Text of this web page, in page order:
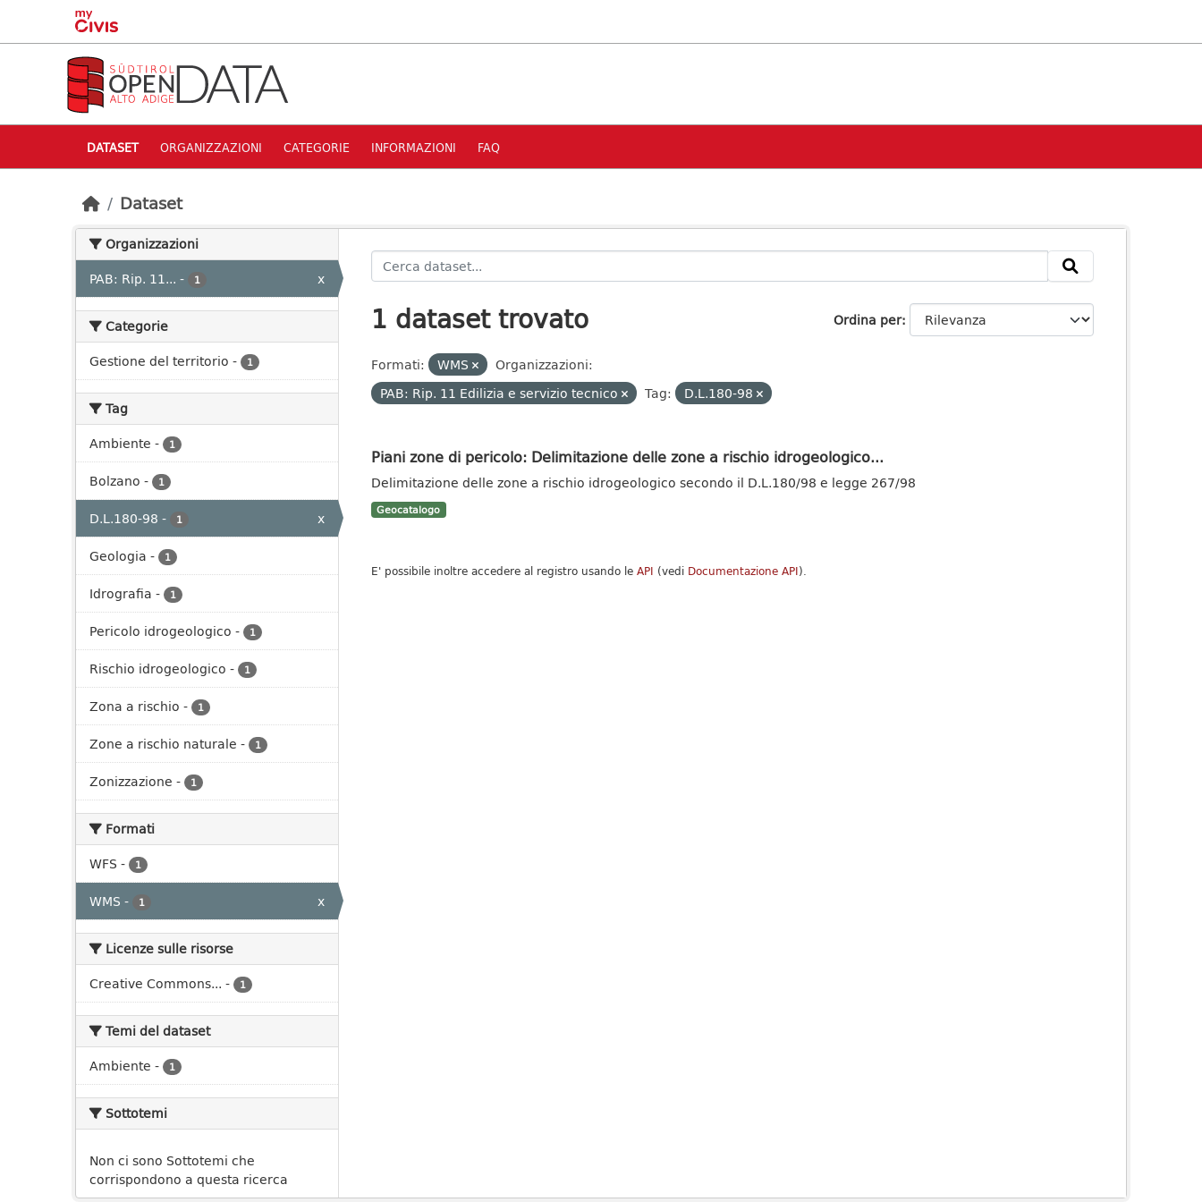
Skip to main content
DATASET ORGANIZZAZIONI CATEGORIE INFORMAZIONI FAQ
Dataset
Organizzazioni
PAB: Rip. 11... - 1 x
Categorie
Gestione del territorio - 1
Tag
Ambiente - 1
Bolzano - 1
D.L.180-98 - 1
x
Geologia - 1
Idrografia - 1
Pericolo idrogeologico - 1
Rischio idrogeologico - 1
Zona a rischio - 1
Zone a rischio naturale - 1
Zonizzazione - 1
Formati
WFS - 1
WMS - 1 x
Licenze sulle risorse
Creative Commons... - 1
Temi del dataset
Ambiente - 1
Sottotemi
Non ci sono Sottotemi che
corrispondono a questa ricerca
Ordina per
1 dataset trovato
Formati: WMS
Organizzazioni:
PAB: Rip. 11 Edilizia e servizio tecnico
Tag: D.L.180-98
Piani zone di pericolo: Delimitazione delle zone a rischio idrogeologico...
Delimitazione delle zone a rischio idrogeologico secondo il D.L.180/98 e legge 267/98
Geocatalogo
E' possibile inoltre accedere al registro usando le API (vedi Documentazione API).